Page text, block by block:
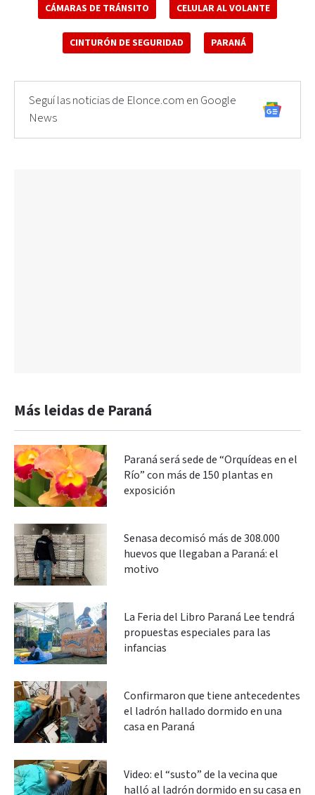
CÁMARAS DE TRÁNSITO CELULAR AL VOLANTE
CINTURÓN DE SEGURIDAD PARANÁ
Seguí las noticias de Elonce.com en Google
News
Más leidas de Paraná
Paraná será sede de “Orquídeas en el
Río” con más de 150 plantas en
exposición
Senasa decomisó más de 308.000
huevos que llegaban a Paraná: el
motivo
La Feria del Libro Paraná Lee tendrá
propuestas especiales para las
infancias
Confirmaron que tiene antecedentes
el ladrón hallado dormido en una
casa en Paraná
Video: el “susto” de la vecina que
halló al ladrón dormido en su casa en